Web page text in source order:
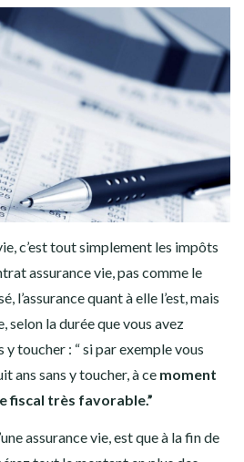
c’est tout simplement les impôts
assurance vie, pas comme le
l’assurance quant à elle l’est, mais
selon la durée que vous avez
y toucher : “ si par exemple vous
ans sans y toucher, à ce moment
fiscal très favorable.”
assurance vie, est que à la fin de